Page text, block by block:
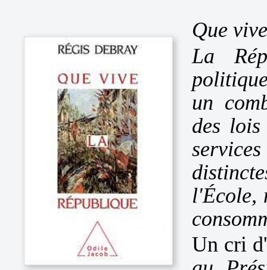
Que
La
un
des
l'École,
Un cri